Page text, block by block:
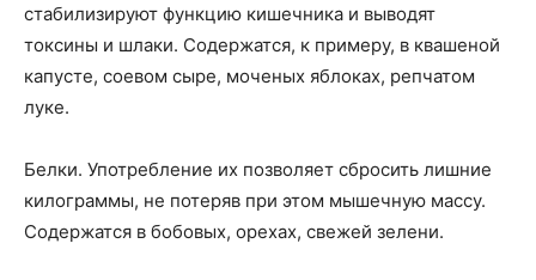
стабилизируют функцию кишечника и выводят
токсины и шлаки. Содержатся, к примеру, в квашеной
капусте, соевом сыре, моченых яблоках, репчатом
луке.
Белки. Употребление их позволяет сбросить лишние
килограммы, не потеряв при этом мышечную массу.
Содержатся в бобовых, орехах, свежей зелени.